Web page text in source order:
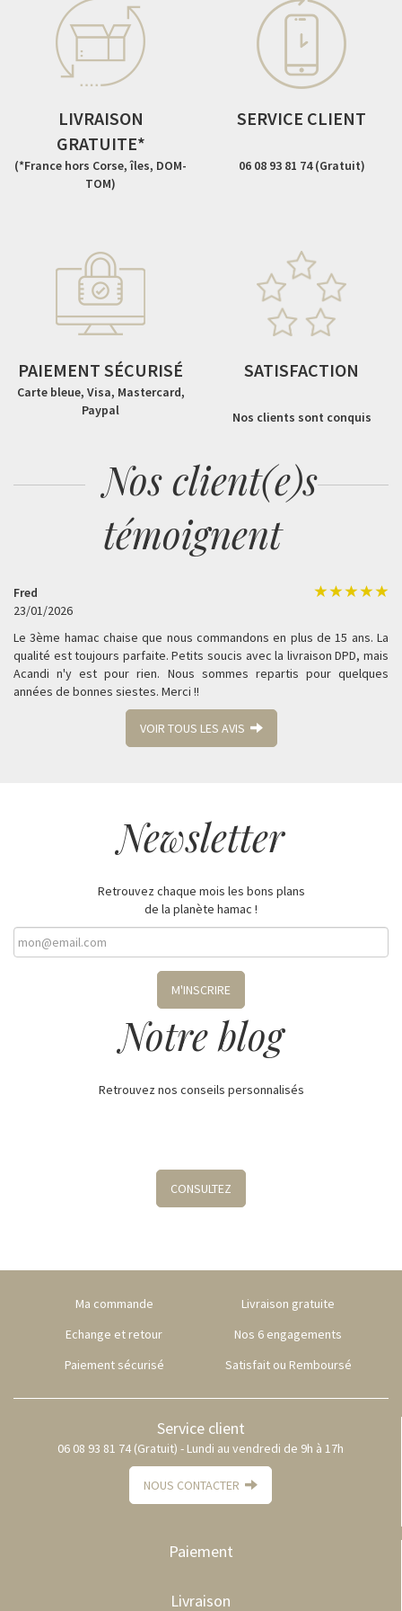
LIVRAISON
GRATUITE*
(*France hors Corse, îles, DOM-
TOM)
SERVICE CLIENT
06 08 93 81 74 (Gratuit)
PAIEMENT SÉCURISÉ
Carte bleue, Visa, Mastercard,
Paypal
SATISFACTION
Nos clients sont conquis
Nos client(e)s
témoignent
Fred
23/01/2026
Le 3ème hamac chaise que nous commandons en plus de 15 ans. La
qualité est toujours parfaite. Petits soucis avec la livraison DPD, mais
Acandi n'y est pour rien. Nous sommes repartis pour quelques
années de bonnes siestes. Merci !!
VOIR TOUS LES AVIS
Newsletter
Retrouvez chaque mois les bons plans
de la planète hamac !
M'INSCRIRE
Notre blog
Retrouvez nos conseils personnalisés
CONSULTEZ
Ma commande
Livraison gratuite
Echange et retour
Nos 6 engagements
Paiement sécurisé
Satisfait ou Remboursé
Service client
06 08 93 81 74 (Gratuit) - Lundi au vendredi de 9h à 17h
NOUS CONTACTER
Paiement
Livraison